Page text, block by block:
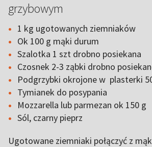
grzybowym
1 kg ugotowanych ziemniaków
Ok 100 g mąki durum
Szalotka 1 szt drobno posiekana
Czosnek 2-3 ząbki drobno
Podgrzybki okrojone w plasterki
Tymianek do posypania
Mozzarella lub parmezan ok 150 g
Sól, czarny pieprz
Ugotowane ziemniaki połączyć z